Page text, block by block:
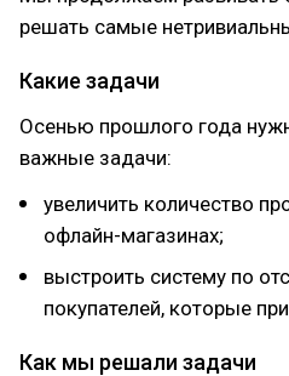
решать самые
Какие задачи
Осенью прошлого года
важные задачи:
увеличить количество
офлайн-магазинах;
выстроить систему по
покупателей, которые
Как мы решали задачи